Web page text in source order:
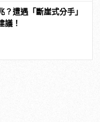
？遭遇「斷崖式分手」
議！